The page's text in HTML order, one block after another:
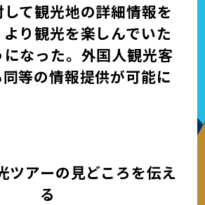
て観光地の詳細情報を
り観光を楽しんでいた
なった。外国人観光客
等の情報提供が可能に
ツアーの見どころを伝え
る